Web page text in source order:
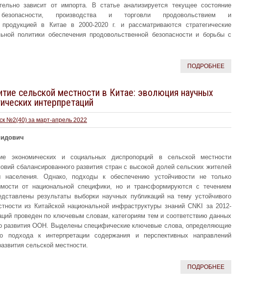
зависит от импорта. В статье анализируется текущее состояние
безопасности, производства и торговли продовольствием и
продукцией в Китае в 2000-2020 г. и рассматриваются стратегические
политики обеспечения продовольственной безопасности и борьбы с
ПОДРОБНЕЕ
сельской местности в Китае: эволюция научных
интерпретаций
№2(40) за март-апрель 2022
экономических и социальных диспропорций в сельской местности
сбалансированного развития стран с высокой долей сельских жителей
населения. Однако, подходы к обеспечению устойчивости не только
от национальной специфики, но и трансформируются с течением
результаты выборки научных публикаций на тему устойчивого
из Китайской национальной инфраструктуры знаний CNKI за 2012-
проведен по ключевым словам, категориям тем и соответствию данных
развития ООН. Выделены специфические ключевые слова, определяющие
подхода к интерпретации содержания и перспективных направлений
сельской местности.
ПОДРОБНЕЕ